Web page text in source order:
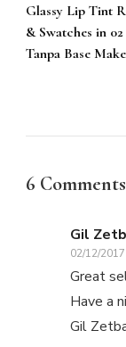
Glassy Lip Tint
& Swatches in
Tanpa Base
6 Comments
Gil
02/12/
Great
Have a
Gil